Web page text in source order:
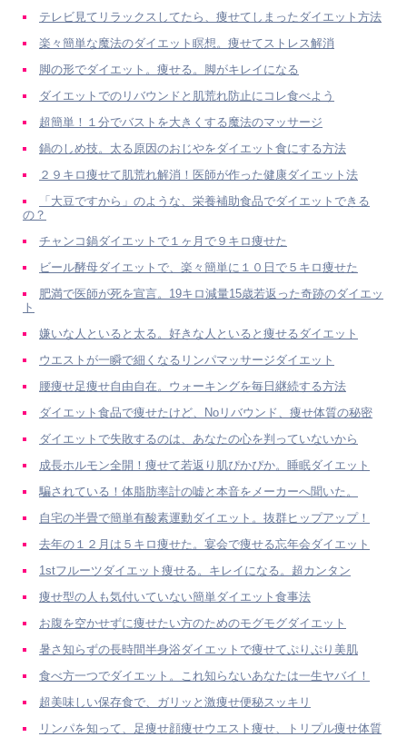
テレビ見てリラックスしてたら、痩せてしまったダイエット方法
楽々簡単な魔法のダイエット瞑想。痩せてストレス解消
脚の形でダイエット。痩せる。脚がキレイになる
ダイエットでのリバウンドと肌荒れ防止にコレ食べよう
超簡単！１分でバストを大きくする魔法のマッサージ
鍋のしめ技。太る原因のおじやをダイエット食にする方法
２９キロ痩せて肌荒れ解消！医師が作った健康ダイエット法
「大豆ですから」のような、栄養補助食品でダイエットできる
の？
チャンコ鍋ダイエットで１ヶ月で９キロ痩せた
ビール酵母ダイエットで、楽々簡単に１０日で５キロ痩せた
肥満で医師が死を宣言。19キロ減量15歳若返った奇跡のダイエッ
ト
嫌いな人といると太る。好きな人といると痩せるダイエット
ウエストが一瞬で細くなるリンパマッサージダイエット
腰痩せ足痩せ自由自在。ウォーキングを毎日継続する方法
ダイエット食品で痩せたけど、Noリバウンド、痩せ体質の秘密
ダイエットで失敗するのは、あなたの心を判っていないから
成長ホルモン全開！痩せて若返り肌ぴかぴか。睡眠ダイエット
騙されている！体脂肪率計の嘘と本音をメーカーへ聞いた。
自宅の半畳で簡単有酸素運動ダイエット。抜群ヒップアップ！
去年の１２月は５キロ痩せた。宴会で痩せる忘年会ダイエット
1stフルーツダイエット痩せる。キレイになる。超カンタン
痩せ型の人も気付いていない簡単ダイエット食事法
お腹を空かせずに痩せたい方のためのモグモグダイエット
暑さ知らずの長時間半身浴ダイエットで痩せてぷりぷり美肌
食べ方一つでダイエット。これ知らないあなたは一生ヤバイ！
超美味しい保存食で、ガリッと激痩せ便秘スッキリ
リンパを知って、足痩せ顔痩せウエスト痩せ、トリプル痩せ体質